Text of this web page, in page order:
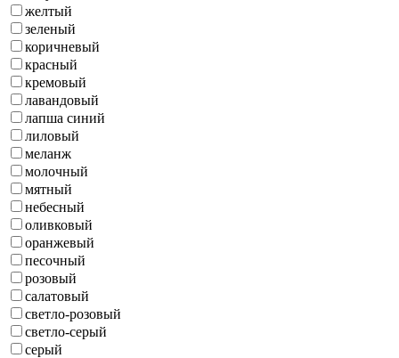
желтый
зеленый
коричневый
красный
кремовый
лавандовый
лапша синий
лиловый
меланж
молочный
мятный
небесный
оливковый
оранжевый
песочный
розовый
салатовый
светло-розовый
светло-серый
серый